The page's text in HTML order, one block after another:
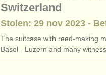
Switzerland
Stolen: 29 nov 2023 -
The suitcase with reed-making
Basel - Luzern and many